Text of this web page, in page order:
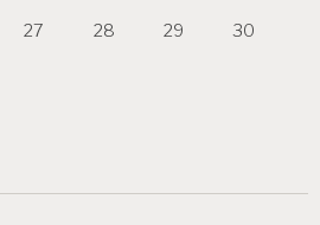
27 28 29 30